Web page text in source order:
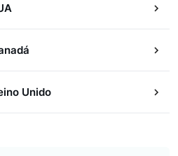
Unido